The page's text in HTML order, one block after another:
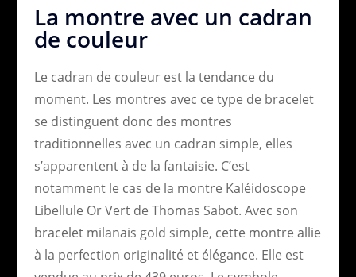
La montre avec un cadran
de couleur
Le cadran de couleur est la tendance du
moment. Les montres avec ce type de bracelet
se distinguent donc des montres
traditionnelles avec un cadran simple, elles
s’apparentent à de la fantaisie. C’est
notamment le cas de la montre Kaléidoscope
Libellule Or Vert de Thomas Sabot. Avec son
bracelet milanais gold simple, cette montre allie
à la perfection originalité et élégance. Elle est